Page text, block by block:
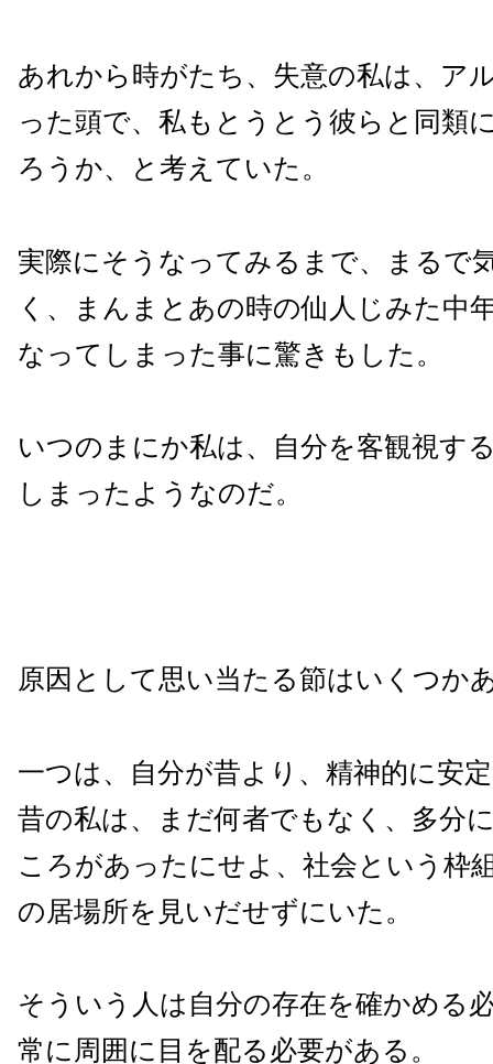
あれから時がたち、失意の私は、ア
った頭で、私もとうとう彼らと同類
ろうか、と考えていた。
実際にそうなってみるまで、まるで
く、まんまとあの時の仙人じみた中
なってしまった事に驚きもした。
いつのまにか私は、自分を客観視す
しまったようなのだ。
原因として思い当たる節はいくつか
一つは、自分が昔より、精神的に安
昔の私は、まだ何者でもなく、多分
ころがあったにせよ、社会という枠
の居場所を見いだせずにいた。
そういう人は自分の存在を確かめる
常に周囲に目を配る必要がある。